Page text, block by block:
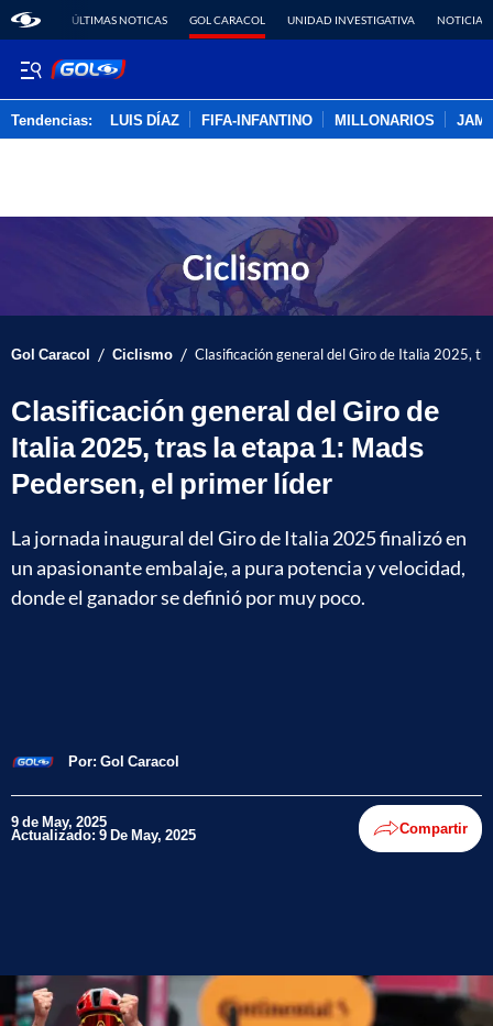
ÚLTIMAS NOTICAS GOL CARACOL UNIDAD INVESTIGATIVA NOTICIAS
Tendencias: LUIS DÍAZ FIFA-INFANTINO MILLONARIOS
Gol Caracol / Ciclismo / Clasificación general del Giro de Italia 2025,
Clasificación general del Giro de
Italia 2025, tras la etapa 1: Mads
Pedersen, el primer líder
La jornada inaugural del Giro de Italia 2025 finalizó en
un apasionante embalaje, a pura potencia y velocidad,
donde el ganador se definió por muy poco.
Por: Gol Caracol
9 de May, 2025
Actualizado: 9 De May, 2025 Compartir